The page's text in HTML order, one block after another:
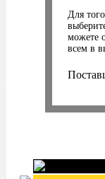
Для
можете
всем в